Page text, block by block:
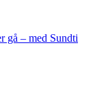
gå – med Sundti